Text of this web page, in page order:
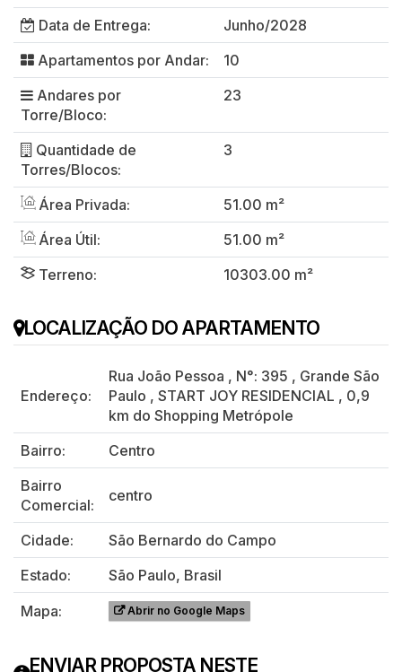
Data de Entrega:
Junho/2028
Apartamentos por Andar:
10
Andares por
Torre/Bloco:
23
Quantidade de
Torres/Blocos:
3
Área Privada:
51.00 m²
Área Útil:
51.00 m²
Terreno:
10303.00 m²
LOCALIZAÇÃO DO APARTAMENTO
Endereço:
Rua João Pessoa , N°: 395 , Grande São
Paulo , START JOY RESIDENCIAL , 0,9
km do Shopping Metrópole
Bairro:
Centro
Bairro
Comercial:
centro
Cidade:
São Bernardo do Campo
Estado:
São Paulo, Brasil
Mapa:
Abrir no Google Maps
ENVIAR PROPOSTA NESTE